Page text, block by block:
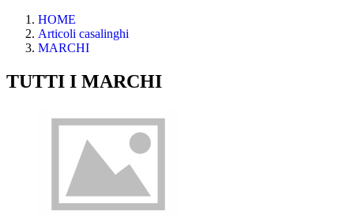
HOME
Articoli casalinghi
MARCHI
TUTTI I MARCHI